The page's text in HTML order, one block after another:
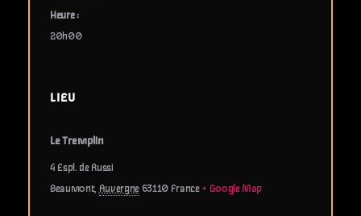
Heure :
20h00
LIEU
Le Tremplin
4 Espl. de Russi
Beaumont, Auvergne 63110 France + Google Map